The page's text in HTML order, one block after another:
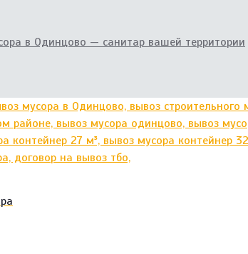
в Одинцово — санитар вашей территории